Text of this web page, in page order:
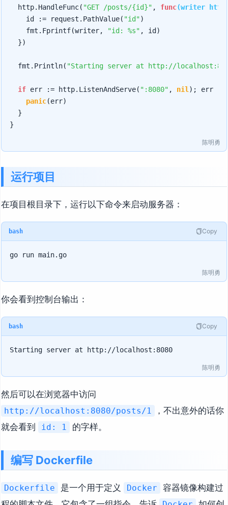
	http.HandleFunc(
"GET /posts/{id}" , func(writer
		id := request.PathValue(
"id")
		fmt.Fprintf(writer,
"id: %s" , id)
	fmt.Println(
"Starting server at http://
if err := http.ListenAndServe( ":8080" , nil ); err
panic(err)
陈明勇
运行项目
在项目根目录下，运行以下命令来启动服务器：
bash Copy
陈明勇
你会看到控制台输出：
bash Copy
陈明勇
然后可以在浏览器中访问
http://localhost:8080/posts/1
，不出意外的话你
就会看到
id: 1 的字样。
编写 Dockerfile
Dockerfile 是一个用于定义 Docker
容器镜像构建过